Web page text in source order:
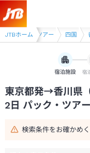
JTBホーム
線・JR利用ツアー 四国
宿泊施設 宿
東京都発→香川県
2日 パック・ツア
検索条件をお確かめく